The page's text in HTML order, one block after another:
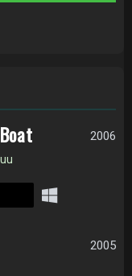
2006
2005